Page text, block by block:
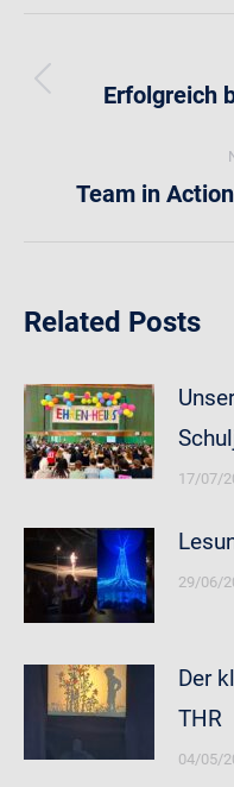
Erfolgreich
Team in
Related Posts
17/07/
29/06/
Der
THR
04/05/